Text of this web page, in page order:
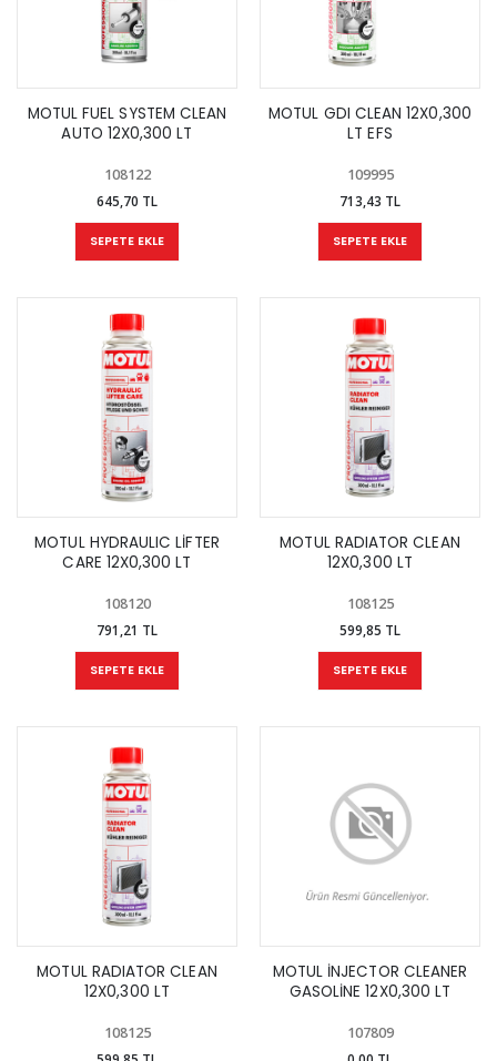
MOTUL FUEL SYSTEM CLEAN
AUTO 12X0,300 LT
108122
645,70 TL
SEPETE EKLE
MOTUL GDI CLEAN 12X0,300
LT EFS
109995
713,43 TL
SEPETE EKLE
MOTUL HYDRAULIC LİFTER
CARE 12X0,300 LT
108120
791,21 TL
SEPETE EKLE
MOTUL RADIATOR CLEAN
12X0,300 LT
108125
599,85 TL
SEPETE EKLE
MOTUL RADIATOR CLEAN
12X0,300 LT
108125
MOTUL İNJECTOR CLEANER
GASOLİNE 12X0,300 LT
107809